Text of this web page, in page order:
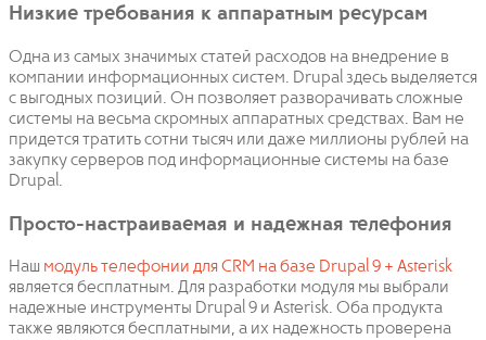
Низкие требования к аппаратным ресурсам
Одна из самых значимых статей расходов на внедрение в
компании информационных систем. Drupal здесь выделяется
с выгодных позиций. Он позволяет разворачивать сложные
системы на весьма скромных аппаратных средствах. Вам не
придется тратить сотни тысяч или даже миллионы рублей на
закупку серверов под информационные системы на базе
Drupal.
Просто-настраиваемая и надежная телефония
Наш модуль телефонии для CRM на базе Drupal 9 + Asterisk
является бесплатным. Для разработки модуля мы выбрали
надежные инструменты Drupal 9 и Asterisk. Оба продукта
также являются бесплатными, а их надежность проверена